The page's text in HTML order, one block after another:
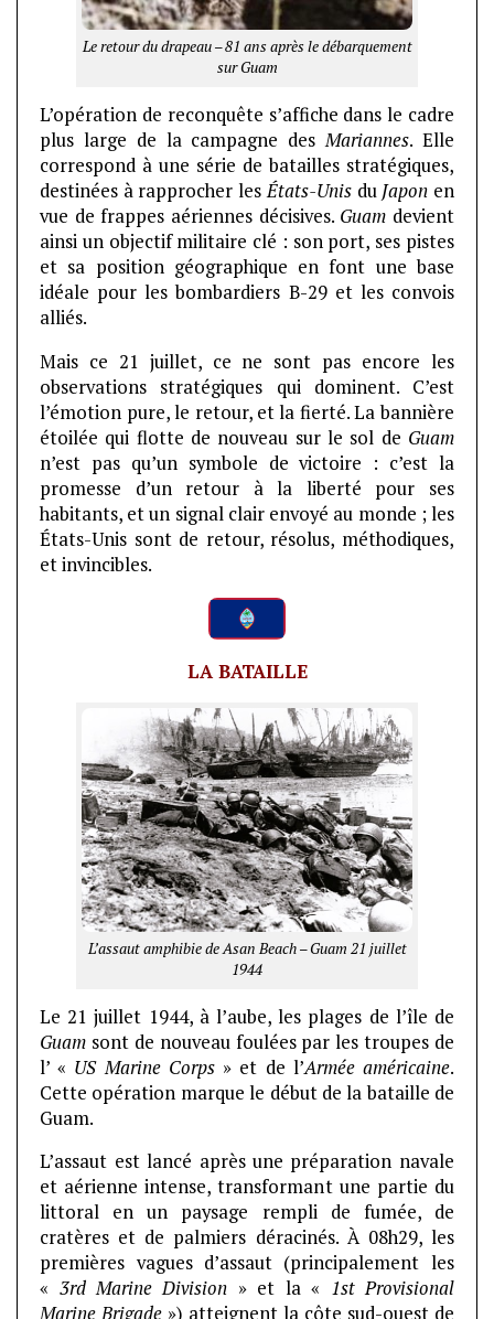
Le retour du drapeau – 81 ans après le débarquement
sur Guam
L’opération de reconquête s’affiche dans le cadre
plus large de la campagne desMariannes. Elle
correspond à une série de batailles stratégiques,
destinées à rapprocher lesÉtats-Unisdu Japon en
vue de frappes aériennes décisives. Guam devient
ainsi un objectif militaire clé : son port, ses pistes
et sa position géographique en font une base
idéale pour les bombardiers B-29 et les convois
alliés.
Mais ce 21 juillet, ce ne sont pas encore les
observations stratégiques qui dominent. C’est
l’émotion pure, le retour, et la fierté. La bannière
étoilée qui flotte de nouveau sur le sol de Guam
n’est pas qu’un symbole de victoire : c’est la
promesse d’un retour à la liberté pour ses
habitants, et un signal clair envoyé au monde ; les
États-Unis sont de retour, résolus, méthodiques,
et invincibles.
LA BATAILLE
L’assaut amphibie de Asan Beach – Guam 21 juillet
1944
Le 21 juillet 1944, à l’aube, les plages de l’île de
Guam sont de nouveau foulées par les troupes de
l’ « US Marine Corps» et de l’Armée américaine.
Cette opération marque le début de la bataille de
Guam.
L’assaut est lancé après une préparation navale
et aérienne intense, transformant une partie du
littoral en un paysage rempli de fumée, de
cratères et de palmiers déracinés. À 08h29, les
premières vagues d’assaut (principalement les
« 3rd Marine Division » et la « 1st Provisional
Marine Brigade ») atteignent la côte sud-ouest de